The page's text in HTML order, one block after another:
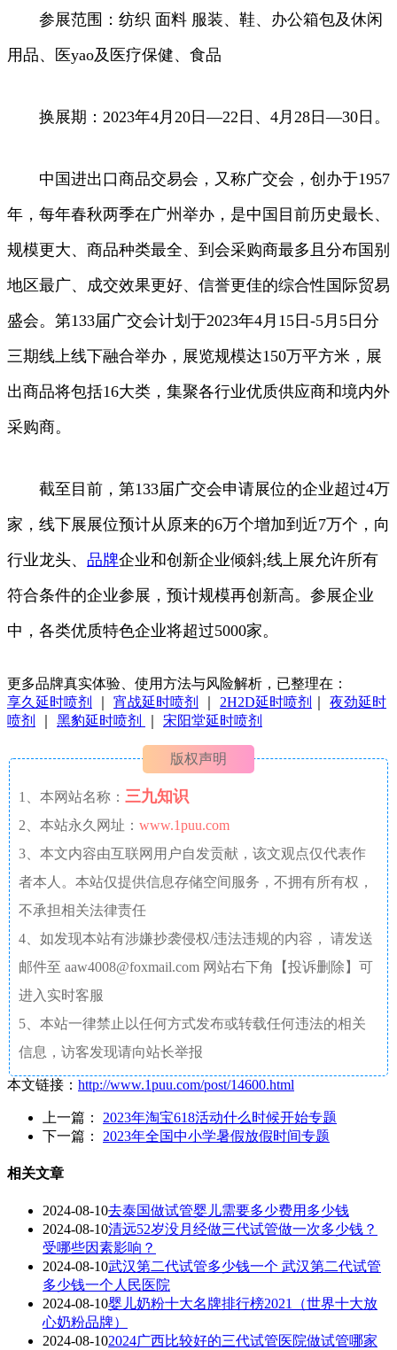
参展范围：纺织 面料 服装、鞋、办公箱包及休闲
用品、医yao及医疗保健、食品
换展期：2023年4月20日—22日、4月28日—30日。
中国进出口商品交易会，又称广交会，创办于1957
年，每年春秋两季在广州举办，是中国目前历史最长、
规模更大、商品种类最全、到会采购商最多且分布国别
地区最广、成交效果更好、信誉更佳的综合性国际贸易
盛会。第133届广交会计划于2023年4月15日-5月5日分
三期线上线下融合举办，展览规模达150万平方米，展
出商品将包括16大类，集聚各行业优质供应商和境内外
采购商。
截至目前，第133届广交会申请展位的企业超过4万
家，线下展展位预计从原来的6万个增加到近7万个，向
行业龙头、 品牌企业和创新企业倾斜;线上展允许所有
符合条件的企业参展，预计规模再创新高。参展企业
中，各类优质特色企业将超过5000家。
更多品牌真实体验、使用方法与风险解析，已整理在：
享久延时喷剂
宵战延时喷剂 2H2D延时喷剂
夜劲延时
喷剂
黑豹延时喷剂 宋阳堂延时喷剂
版权声明
1、本网站名称： 三九知识
2、本站永久网址： www.1puu.com
3、本文内容由互联网用户自发贡献，该文观点仅代表作
者本人。本站仅提供信息存储空间服务，不拥有所有权，
不承担相关法律责任
4、如发现本站有涉嫌抄袭侵权/违法违规的内容， 请发送
邮件至 aaw4008@foxmail.com 网站右下角【投诉删除】可
进入实时客服
5、本站一律禁止以任何方式发布或转载任何违法的相关
信息，访客发现请向站长举报
本文链接： http://www.1puu.com/post/14600.html
上一篇： 2023年淘宝618活动什么时候开始专题
下一篇： 2023年全国中小学暑假放假时间专题
相关文章
2024-08-10去泰国做试管婴儿需要多少费用多少钱
2024-08-10清远52岁没月经做三代试管做一次多少钱？
受哪些因素影响？
2024-08-10武汉第二代试管多少钱一个 武汉第二代试管
多少钱一个人民医院
2024-08-10婴儿奶粉十大名牌排行榜2021（世界十大放
心奶粉品牌）
2024-08-102024广西比较好的三代试管医院做试管哪家